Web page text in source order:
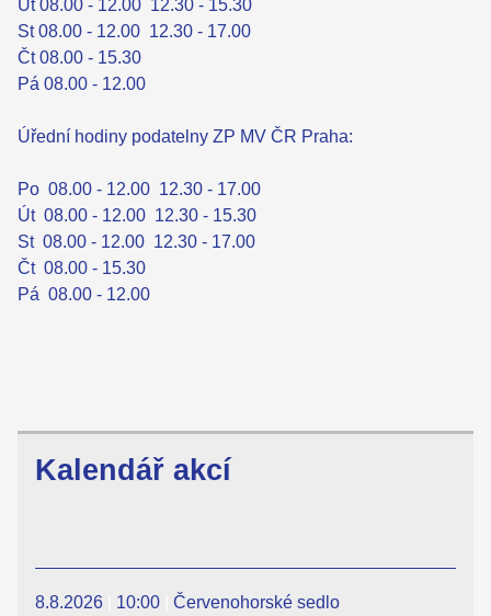
Út 08.00 - 12.00 12.30 - 15.30
St 08.00 - 12.00 12.30 - 17.00
Čt 08.00 - 15.30
Pá 08.00 - 12.00
Úřední hodiny podatelny ZP MV ČR Praha:
Po 08.00 - 12.00 12.30 - 17.00
Út 08.00 - 12.00 12.30 - 15.30
St 08.00 - 12.00 12.30 - 17.00
Čt 08.00 - 15.30
Pá 08.00 - 12.00
Kalendář akcí
8.8.2026 10:00
Červenohorské sedlo